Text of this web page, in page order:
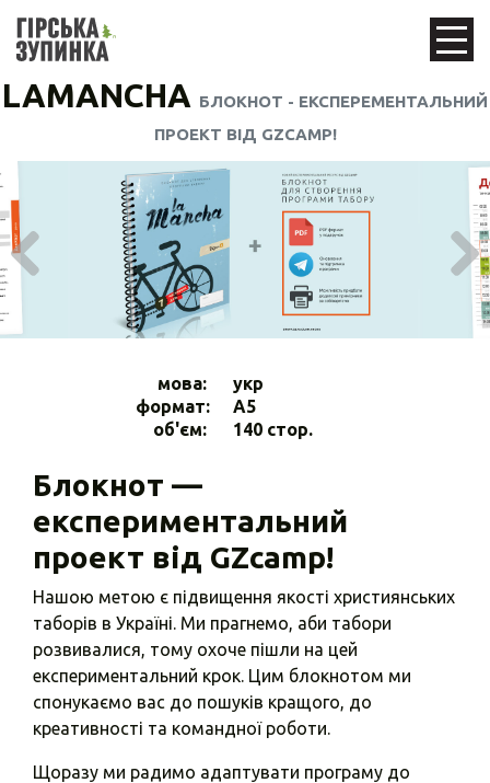
LAMANCHA БЛОКНОТ - ЕКСПЕРЕМЕНТАЛЬНИЙ
ПРОЕКТ ВІД GZCAMP!
мова:
укр
формат:
A5
об'єм:
140 стор.
Блокнот —
експериментальний
проект від GZcamp!
Нашою метою є підвищення якості християнських
таборів в Україні. Ми прагнемо, аби табори
розвивалися, тому охоче пішли на цей
експериментальний крок. Цим блокнотом ми
спонукаємо вас до пошуків кращого, до
креативності та командної роботи.
Щоразу ми радимо адаптувати програму до